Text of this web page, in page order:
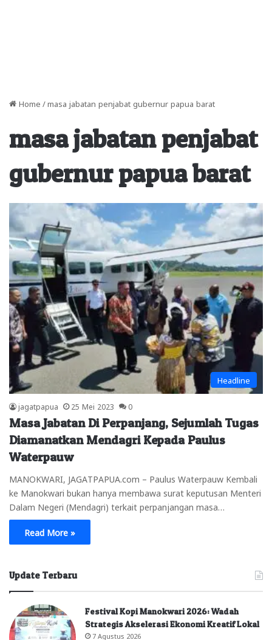
Home / masa jabatan penjabat gubernur papua barat
masa jabatan penjabat
gubernur papua barat
Headline
jagatpapua 25 Mei 2023 0
Masa Jabatan Di Perpanjang, Sejumlah Tugas
Diamanatkan Mendagri Kepada Paulus
Waterpauw
MANOKWARI, JAGATPAPUA.com – Paulus Waterpauw Kembali
ke Manokwari bukan hanya membawa surat keputusan Menteri
Dalam Negeri (Mendagri) terkait perpanjangan masa…
Read More »
Update Terbaru
Festival Kopi Manokwari 2026: Wadah
Strategis Akselerasi Ekonomi Kreatif Lokal
7 Agustus 2026